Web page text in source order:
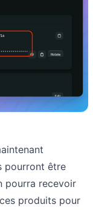
pourront être
pourra recevoir
produits pour